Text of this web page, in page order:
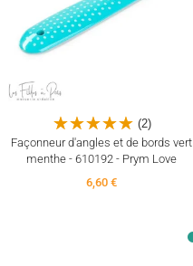
(2)
Façonneur d'angles et de bords vert
menthe - 610192 - Prym Love
6,60 €